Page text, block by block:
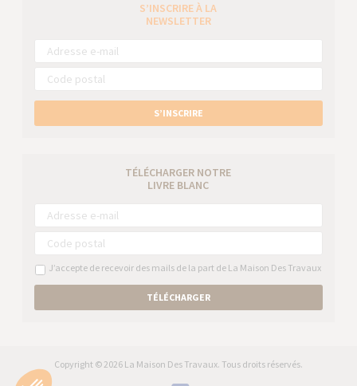
S’INSCRIRE À LA
NEWSLETTER
S’INSCRIRE
TÉLÉCHARGER NOTRE
LIVRE BLANC
J’accepte de recevoir des mails de la part de La Maison Des Travaux
TÉLÉCHARGER
Copyright © 2026 La Maison Des Travaux. Tous droits réservés.